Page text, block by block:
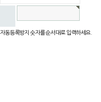
자동등록방지 숫자를 순서대로 입력하세요.